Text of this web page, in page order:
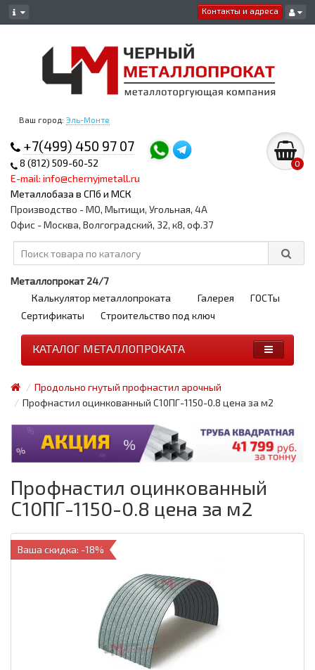
Контакты и адреса
Ваш город: Эль-Монте
+7(499) 450 97 07
8 (812) 509-60-52
E-mail: info@chernyjmetall.ru
Металлобаза в СПб и МСК
0
Производство - МО, Мытищи, Угольная, 4А
Офис - Москва, Волгоградский, 32, к8, оф.37
Металлопрокат 24/7
Калькулятор металлопроката
Галерея
ГОСТы
Сертификаты
Строительство под ключ
КАТАЛОГ МЕТАЛЛОПРОКАТА
Продольно гнутый профнастил арочный
Профнастил оцинкованный С10ПГ-1150-0.8 цена за м2
Профнастил оцинкованный
С10ПГ-1150-0.8 цена за м2
Ваша скидка: -18%